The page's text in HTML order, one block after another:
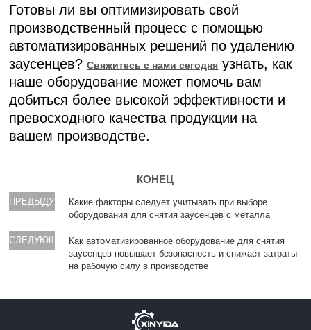
Готовы ли вы оптимизировать свой
производственный процесс с помощью
автоматизированных решений по удалению
заусенцев?Свяжитесь с нами сегодня узнать, как
наше оборудование может помочь вам
добиться более высокой эффективности и
превосходного качества продукции на
вашем производстве.
КОНЕЦ
ПРЕДЫДУЩИЙКакие факторы следует учитывать при выборе
оборудования для снятия заусенцев с металла
СЛЕДУЮЩИЙКак автоматизированное оборудование для снятия
заусенцев повышает безопасность и снижает затраты
на рабочую силу в производстве